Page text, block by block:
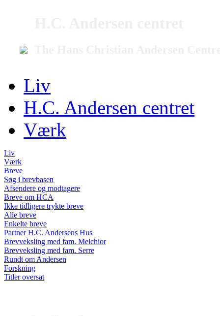
Liv
H.C. Andersen centret
Værk
Liv
Værk
Breve
Søg i brevbasen
Afsendere og modtagere
Breve om HCA
Ikke tidligere trykte breve
Alle breve
Enkelte breve
Partner H.C. Andersens Hus
Brevveksling med fam. Melchior
Brevveksling med fam. Serre
Rundt om Andersen
Forskning
Titler oversat